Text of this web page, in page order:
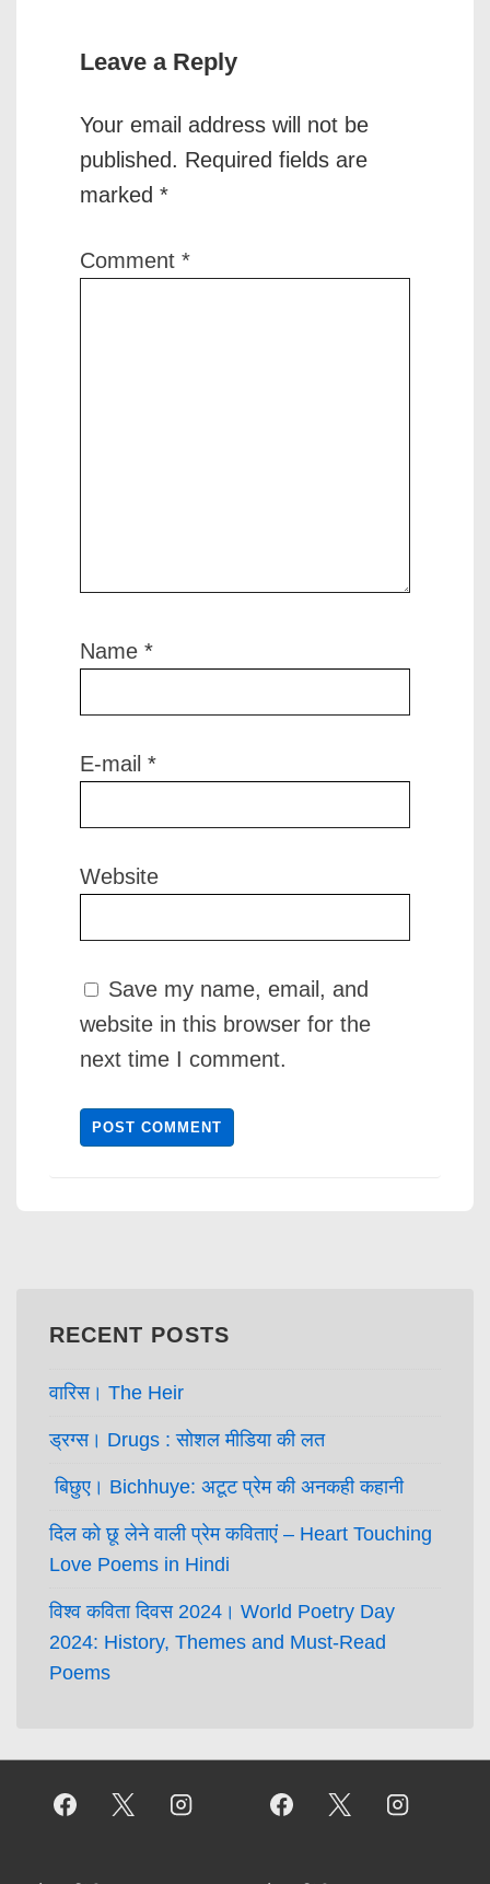
Leave a Reply
Your email address will not be
published. Required fields are
marked *
Comment *
Name *
E-mail *
Website
Save my name, email, and
website in this browser for the
next time I comment.
RECENT POSTS
वारिस। The Heir
ड्रग्स। Drugs : सोशल मीडिया की लत
बिछुए। Bichhuye: अटूट प्रेम की अनकही कहानी
दिल को छू लेने वाली प्रेम कविताएं – Heart Touching
Love Poems in Hindi
विश्व कविता दिवस 2024। World Poetry Day
2024: History, Themes and Must-Read
Poems